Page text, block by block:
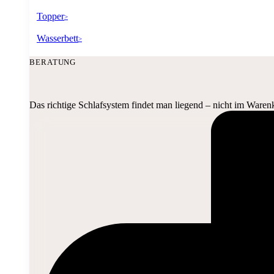
Topper>
Wasserbett>
BERATUNG
Das richtige Schlafsystem findet man liegend – nicht im